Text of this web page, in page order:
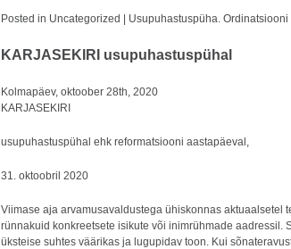
Posted in Uncategorized Usupuhastuspüha. Ordinatsiooni
KARJASEKIRI usupuhastuspühal
Kolmapäev, oktoober 28th, 2020
KARJASEKIRI
usupuhastuspühal ehk reformatsiooni aastapäeval,
31. oktoobril 2020
Viimase aja arvamusavaldustega ühiskonnas aktuaalsetel
rünnakuid konkreetsete isikute või inimrühmade
üksteise suhtes väärikas ja lugupidav toon. Kui